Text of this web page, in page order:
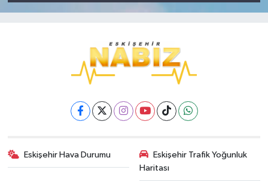
Eskişehir Hava Durumu
Eskişehir Trafik Yoğunluk
Haritası